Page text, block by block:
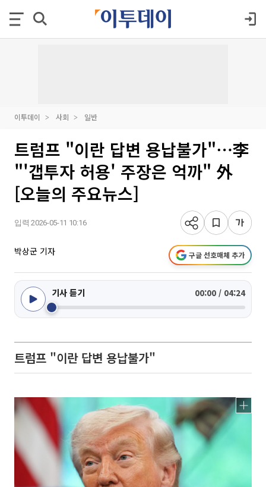
이투데이 사회 일반
트럼프 "이란 답변 용납불가"⋯李
"'갭투자 허용' 주장은 억까" 外
[오늘의 주요뉴스]
입력 2026-05-11 10:16
박상군 기자 구글 선호매체 추가
기사 듣기 00:00 / 04:24
트럼프 "이란 답변 용납불가"